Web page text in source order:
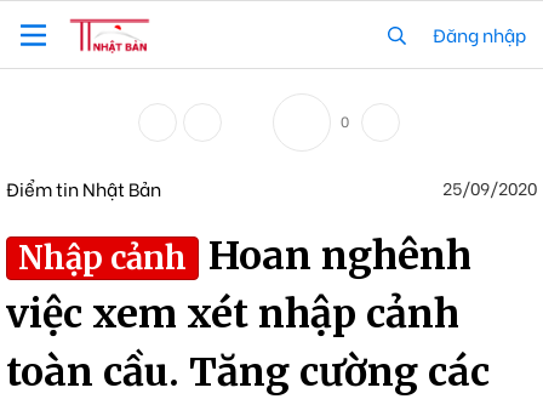
Đăng nhập
0
Điểm tin Nhật Bản 25/09/2020
Nhập cảnh
Hoan nghênh
việc xem xét nhập cảnh
toàn cầu. Tăng cường các